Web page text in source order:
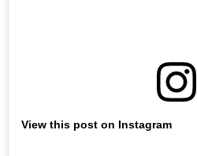
View this post on Instagram